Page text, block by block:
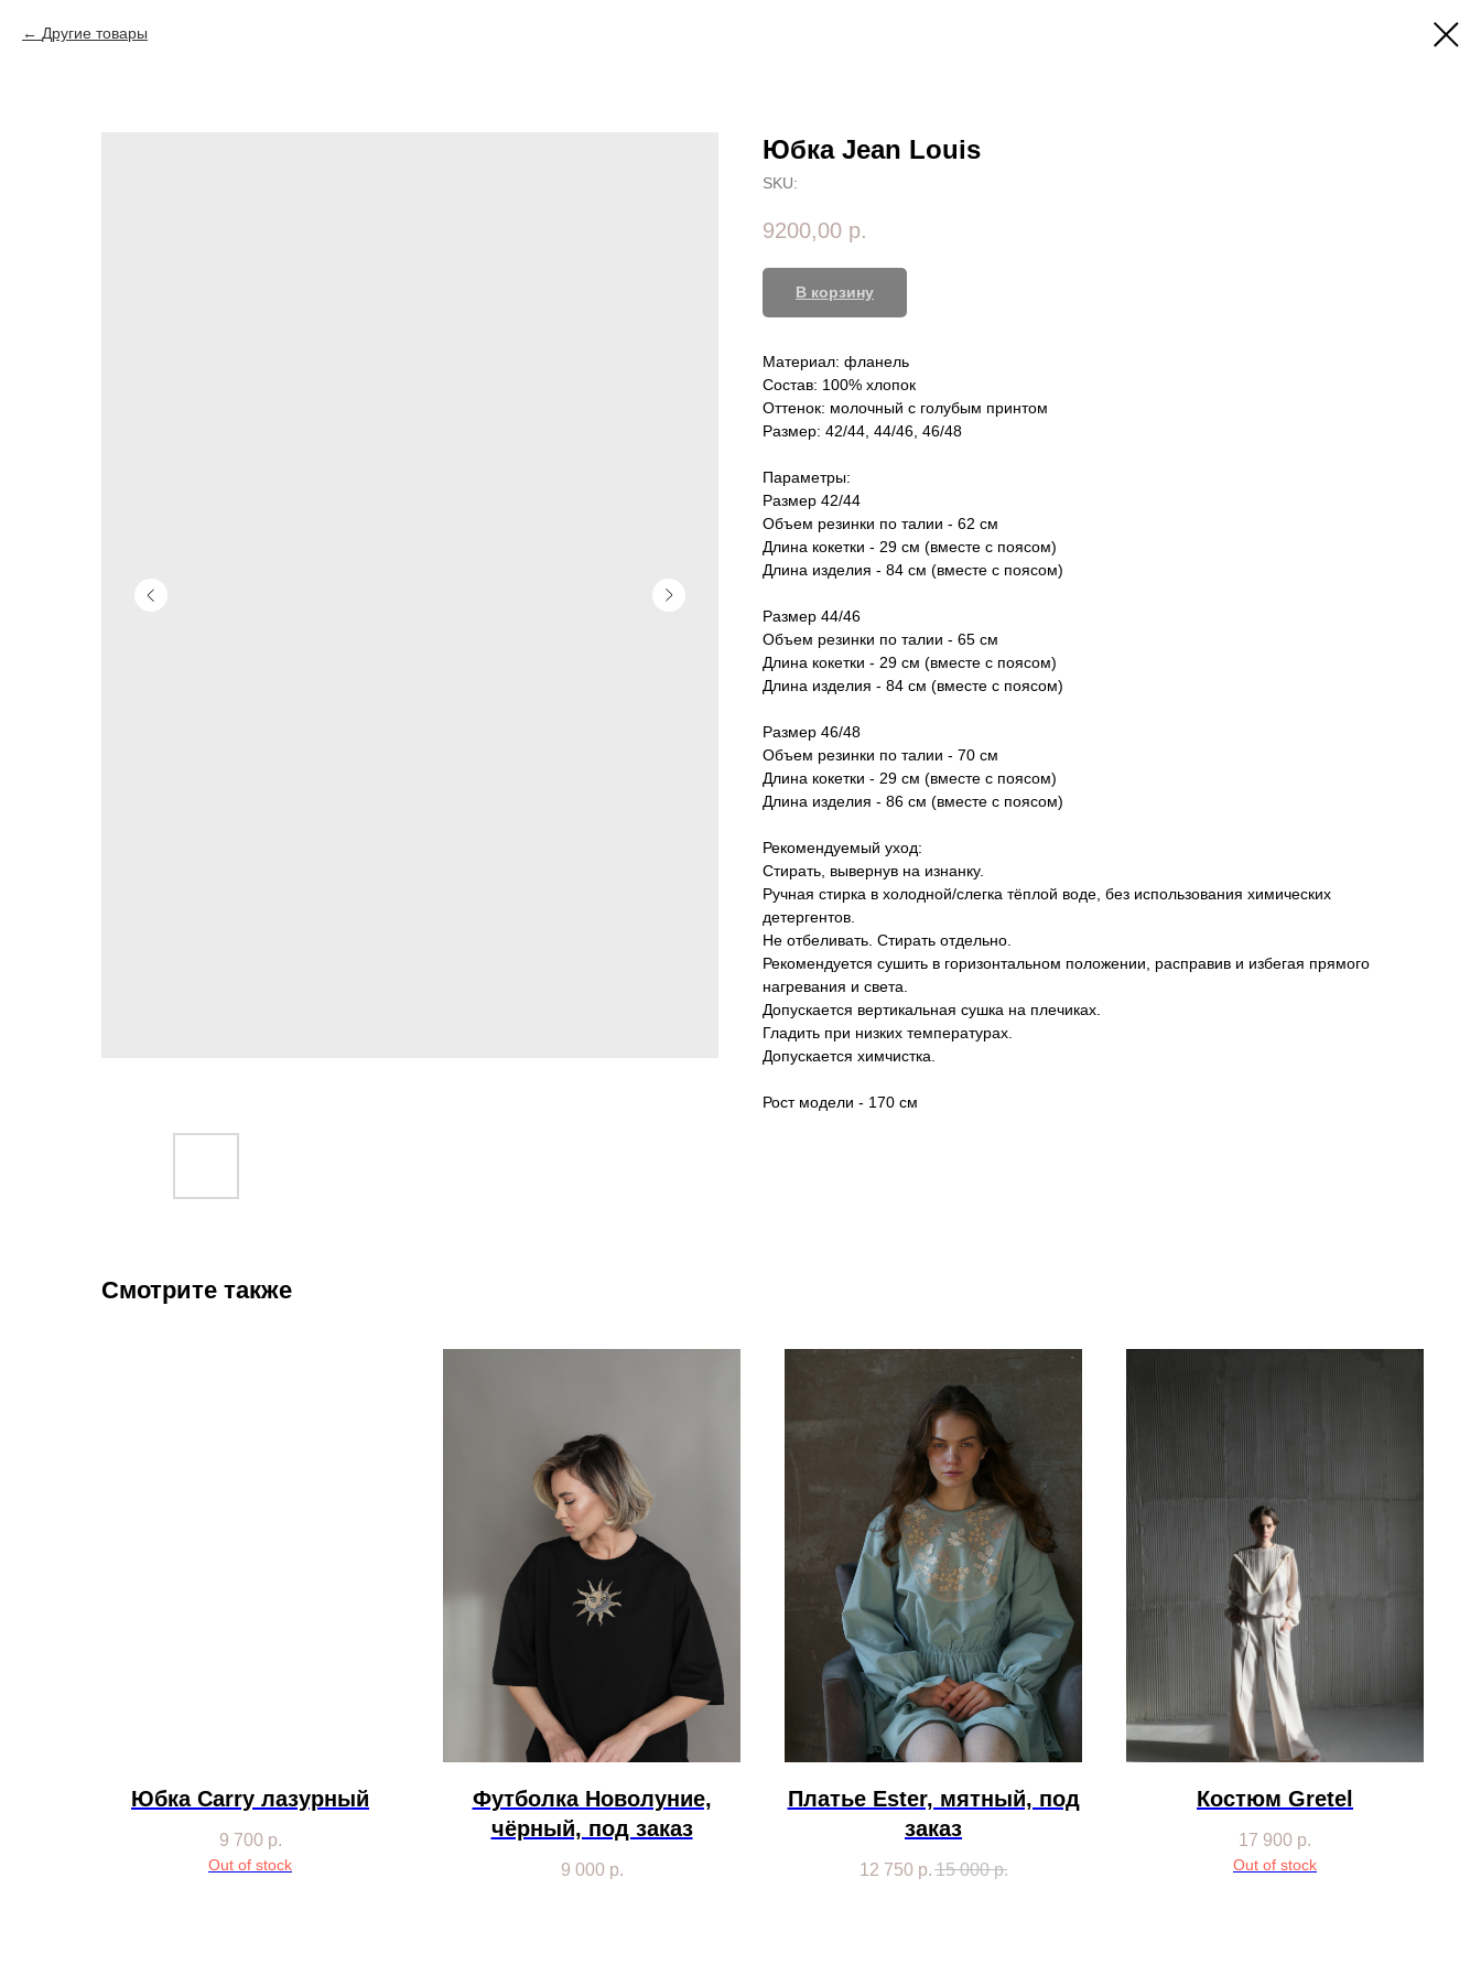
Другие товары
Юбка Jean Louis
SKU:
9200,00 р.
В корзину
Материал: фланель
Состав: 100% хлопок
Оттенок: молочный с голубым принтом
Размер: 42/44, 44/46, 46/48
Параметры:
Размер 42/44
Объем резинки по талии - 62 см
Длина кокетки - 29 см (вместе с поясом)
Длина изделия - 84 см (вместе с поясом)
Размер 44/46
Объем резинки по талии - 65 см
Длина кокетки - 29 см (вместе с поясом)
Длина изделия - 84 см (вместе с поясом)
Размер 46/48
Объем резинки по талии - 70 см
Длина кокетки - 29 см (вместе с поясом)
Длина изделия - 86 см (вместе с поясом)
Рекомендуемый уход:
Стирать, вывернув на изнанку.
Ручная стирка в холодной/слегка тёплой воде, без использования химических
детергентов.
Не отбеливать. Стирать отдельно.
Рекомендуется сушить в горизонтальном положении, расправив и избегая прямого
нагревания и света.
Допускается вертикальная сушка на плечиках.
Гладить при низких температурах.
Допускается химчистка.
Рост модели - 170 см
Смотрите также
Юбка Carry лазурный
9 700 р.
Out of stock
Футболка Новолуние,
чёрный, под заказ
9 000 р.
Платье Ester, мятный, под
заказ
12 750 р. 15 000 р.
Костюм Gretel
17 900 р.
Out of stock